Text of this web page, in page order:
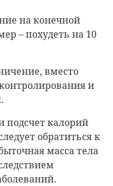
на конечной
– похудеть на 10
вместо
и
подсчет калорий
обратиться к
масса тела